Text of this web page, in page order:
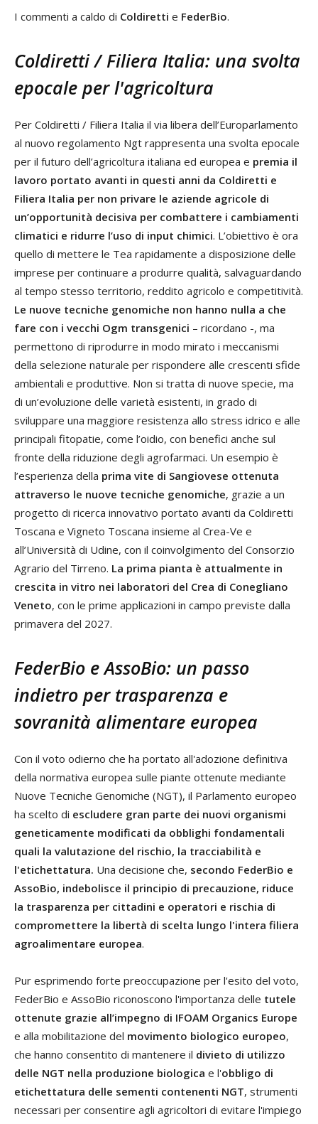
I commenti a caldo di Coldiretti e FederBio.
Coldiretti / Filiera Italia: una svolta
epocale per l'agricoltura
Per Coldiretti / Filiera Italia il via libera dell’Europarlamento
al nuovo regolamento Ngt rappresenta una svolta epocale
per il futuro dell’agricoltura italiana ed europea e premia il
lavoro portato avanti in questi anni da Coldiretti e
Filiera Italia per non privare le aziende agricole di
un’opportunità decisiva per combattere i cambiamenti
climatici e ridurre l’uso di input chimici. L’obiettivo è ora
quello di mettere le Tea rapidamente a disposizione delle
imprese per continuare a produrre qualità, salvaguardando
al tempo stesso territorio, reddito agricolo e competitività.
Le nuove tecniche genomiche non hanno nulla a che
fare con i vecchi Ogm transgenici – ricordano -, ma
permettono di riprodurre in modo mirato i meccanismi
della selezione naturale per rispondere alle crescenti sfide
ambientali e produttive. Non si tratta di nuove specie, ma
di un’evoluzione delle varietà esistenti, in grado di
sviluppare una maggiore resistenza allo stress idrico e alle
principali fitopatie, come l’oidio, con benefici anche sul
fronte della riduzione degli agrofarmaci. Un esempio è
l’esperienza della prima vite di Sangiovese ottenuta
attraverso le nuove tecniche genomiche, grazie a un
progetto di ricerca innovativo portato avanti da Coldiretti
Toscana e Vigneto Toscana insieme al Crea-Ve e
all’Università di Udine, con il coinvolgimento del Consorzio
Agrario del Tirreno. La prima pianta è attualmente in
crescita in vitro nei laboratori del Crea di Conegliano
Veneto, con le prime applicazioni in campo previste dalla
primavera del 2027.
FederBio e AssoBio: un passo
indietro per trasparenza e
sovranità alimentare europea
Con il voto odierno che ha portato all'adozione definitiva
della normativa europea sulle piante ottenute mediante
Nuove Tecniche Genomiche (NGT), il Parlamento europeo
ha scelto di escludere gran parte dei nuovi organismi
geneticamente modificati da obblighi fondamentali
quali la valutazione del rischio, la tracciabilità e
l'etichettatura. Una decisione che, secondo FederBio e
AssoBio, indebolisce il principio di precauzione, riduce
la trasparenza per cittadini e operatori e rischia di
compromettere la libertà di scelta lungo l'intera filiera
agroalimentare europea.
Pur esprimendo forte preoccupazione per l'esito del voto,
FederBio e AssoBio riconoscono l'importanza delle tutele
ottenute grazie all’impegno di IFOAM Organics Europe
e alla mobilitazione del movimento biologico europeo,
che hanno consentito di mantenere il divieto di utilizzo
delle NGT nella produzione biologica e l'obbligo di
etichettatura delle sementi contenenti NGT, strumenti
necessari per consentire agli agricoltori di evitare l'impiego